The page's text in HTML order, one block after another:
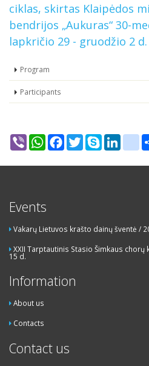
ciklas, skirtas Klaipėdos
bendrijos „Aukuras“ 30-
lapkričio 29 - gruodžio 2 d.
Program
Participants
Viber WhatsAppFacebook
TwitterSkype
Events
Vakarų Lietuvos krašto dainų šventė /
XXII Tarptautinis Stasio Šimkaus chorų
15 d.
Information
About us
Contacts
Contact us